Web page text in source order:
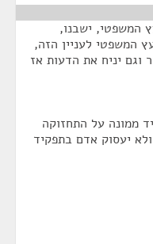
המשפטי, ישבנו,
המשפטי לעניין הזה,
וגם יניח את הדעות אז
ממונה על התחזוקה
יעסוק אדם בתפקיד